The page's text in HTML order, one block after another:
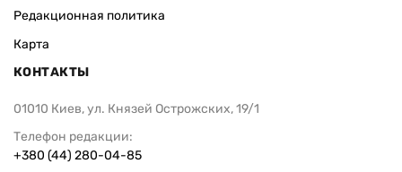
Редакционная политика
Карта
КОНТАКТЫ
01010 Киев, ул. Князей Острожских, 19/1
Телефон редакции:
+380 (44) 280-04-85